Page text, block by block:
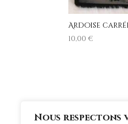
Nous respectons
Ardoise
10,00€